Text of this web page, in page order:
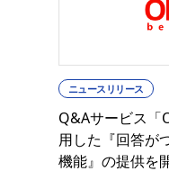
ニュースリリース
Q&Aサービス「
用した『回答が
機能』の提供を